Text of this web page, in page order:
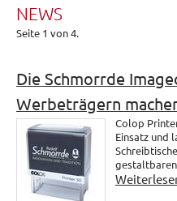
NEWS
Seite 1 von 4.
Die Schmorrde
Werbeträgern
Colop
Einsatz und